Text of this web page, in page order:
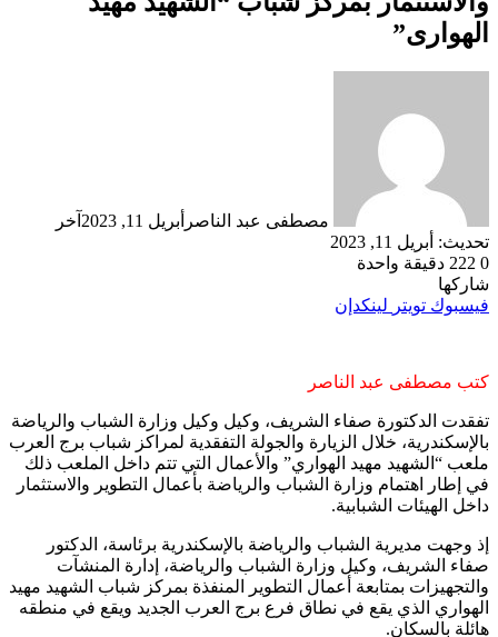
الهوارى”
مصطفى عبد الناصر أبريل 11, 2023
آخر
تحديث: أبريل 11, 2023
0
دقيقة واحدة
شاركها
فيسبوك تويتر لينكدإن
كتب مصطفى عبد الناصر
تفقدت الدكتورة صفاء الشريف، وكيل وكيل وزارة الشباب والرياضة
بالإسكندرية، خلال الزيارة والجولة التفقدية لمراكز شباب برج العرب
ملعب “الشهيد مهيد الهواري” والأعمال التي تتم داخل الملعب ذلك
في إطار اهتمام وزارة الشباب والرياضة بأعمال التطوير والاستثمار
داخل الهيئات الشبابية.
إذ وجهت مديرية الشباب والرياضة بالإسكندرية برئاسة، الدكتور
صفاء الشريف، وكيل وزارة الشباب والرياضة، إدارة المنشآت
والتجهيزات بمتابعة أعمال التطوير المنفذة بمركز شباب الشهيد مهيد
الهواري الذي يقع في نطاق فرع برج العرب الجديد ويقع في منطقه
هائلة بالسكان.